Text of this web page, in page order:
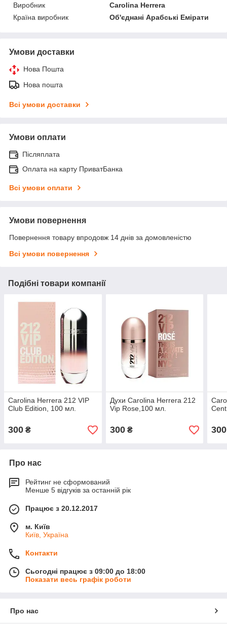
Виробник
Carolina Herrera
Країна виробник
Об'єднані Арабські Емірати
Умови доставки
Нова Пошта
Нова пошта
Всі умови доставки
Умови оплати
Післяплата
Оплата на карту ПриватБанка
Всі умови оплати
Умови повернення
Повернення товару впродовж 14 днів за домовленістю
Всі умови повернення
Подібні товари компанії
Carolina Herrera 212 VIP
Club Edition, 100 мл.
300 ₴
Духи Carolina Herrera 212
Vip Rose,100 мл.
300₴ 300
Про нас
Рейтинг не сформований
Менше 5 відгуків за останній рік
Працює з 20.12.2017
м. Київ
Київ, Україна
Контакти
Сьогодні працює з 09:00 до 18:00
Показати весь графік роботи
Про нас